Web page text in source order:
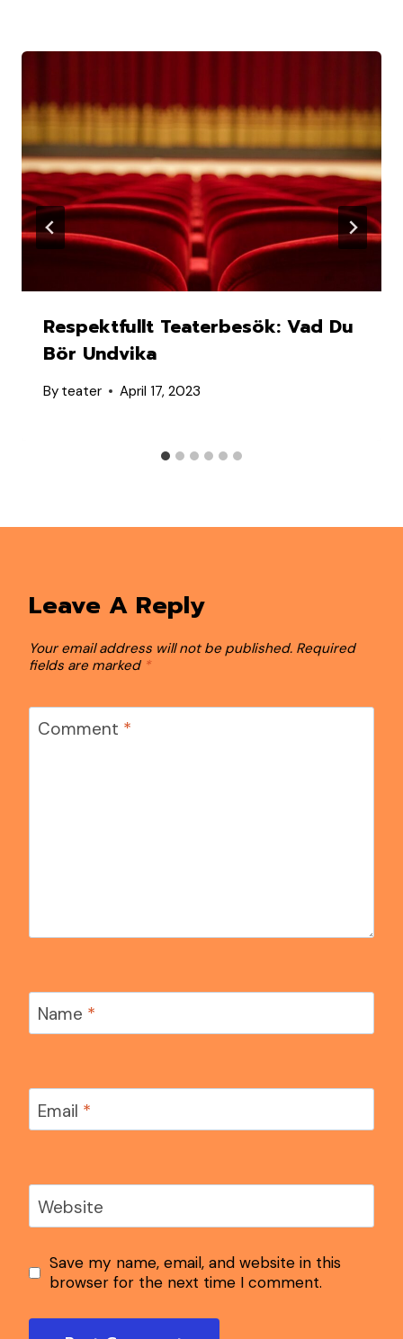
Respektfullt Teaterbesök: Vad Du
Bör Undvika
By teater April 17, 2023
Leave A Reply
Your email address will not be published. Required
fields are marked *
Comment *
Name *
Email *
Website
Save my name, email, and website in this
browser for the next time I comment.